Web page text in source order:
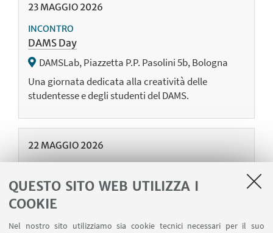
QUESTO SITO WEB UTILIZZA I
COOKIE
Nel nostro sito utilizziamo sia cookie tecnici necessari per il suo
23 MAGGIO 2026
INCONTRO
DAMS Day
DAMSLab, Piazzetta P.P. Pasolini 5b, Bologna
Una giornata dedicata alla creatività delle
studentesse e degli studenti del DAMS.
22 MAGGIO 2026
"Il secolo di Miles Davis"
Palazzo Marescotti (Aula Colonne, via Barberia 4